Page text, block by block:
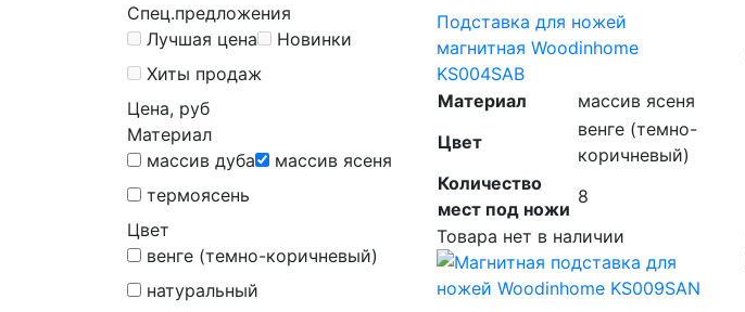
Спец.предложения
Лучшая цена
Новинки
Хиты продаж
Цена, руб
Материал
массив дуба
массив ясеня
термоясень
Цвет
венге (темно-коричневый)
натуральный
Подставка для ножей
магнитная Woodinhome
KS004SAB
Материал
массив ясеня
Цвет
венге (темно-
коричневый)
Количество
мест под ножи
8
Товара нет в наличии